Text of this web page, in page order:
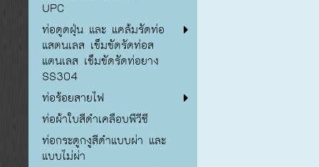
UPC
ท่อดูดฝุ่น และ แคล้มรัดท่อ
แสตนเลส เข็มขัดรัดท่อส
แตนเลส เข็มขัดรัดท่อยาง
SS304
ท่อร้อยสายไฟ
ท่อผ้าใบสีดำเคลือบพีวีซี
ท่อกระดูกงูสีดำแบบผ่า และ
แบบไม่ผ่า